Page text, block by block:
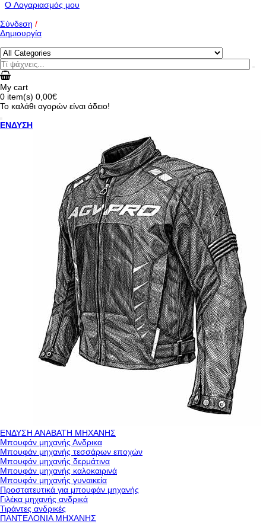
O Λογαριασμός μου
Σύνδεση /
Δημιουργία
My cart
0 item(s) 0,00€
Το καλάθι αγορών είναι άδειο!
ΕΝΔΥΣΗ
ΕΝΔΥΣΗ ΑΝΑΒΑΤΗ ΜΗΧΑΝΗΣ
Μπουφάν μηχανής Ανδρικα
Μπουφάν μηχανής τεσσάρων εποχών
Μπουφάν μηχανής δερμάτινα
Μπουφάν μηχανής καλοκαιρινά
Μπουφάν μηχανής γυναικεία
Προστατευτικά για μπουφάν μηχανής
Γιλέκα μηχανής ανδρικά
Τιράντες ανδρικές
ΠΑΝΤΕΛΟΝΙΑ ΜΗΧΑΝΗΣ